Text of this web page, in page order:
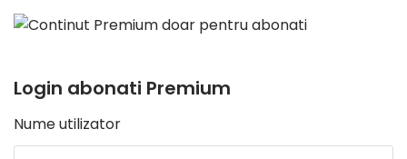
Login abonati Premium
Nume utilizator